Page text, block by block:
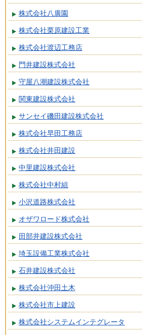
株式会社八廣園
株式会社栗原建設工業
株式会社渡辺工務店
門井建設株式会社
守屋八潮建設株式会社
関東建設株式会社
サンセイ磯田建設株式会社
株式会社早田工務店
株式会社井田建設
中里建設株式会社
株式会社中村組
小沢道路株式会社
オザワロード株式会社
田部井建設株式会社
埼玉設備工業株式会社
石井建設株式会社
株式会社沖田土木
株式会社市上建設
株式会社システムインテグレータ